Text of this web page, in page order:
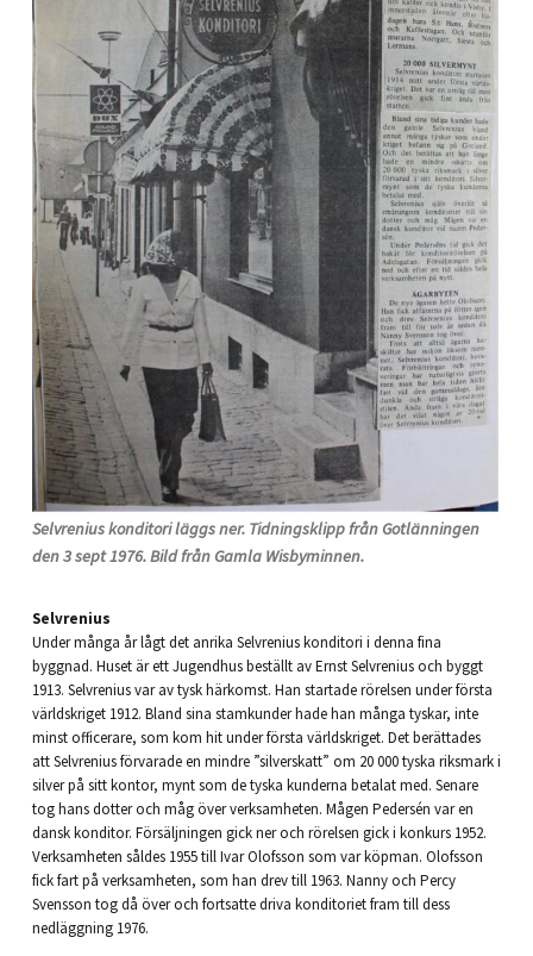
Selvrenius konditori läggs ner. Tidningsklipp från Gotlänningen
den 3 sept 1976. Bild från Gamla Wisbyminnen.
Selvrenius
Under många år lågt det anrika Selvrenius konditori i denna fina
byggnad. Huset är ett Jugendhus beställt av Ernst Selvrenius och byggt
1913. Selvrenius var av tysk härkomst. Han startade rörelsen under första
världskriget 1912. Bland sina stamkunder hade han många tyskar, inte
minst officerare, som kom hit under första världskriget. Det berättades
att Selvrenius förvarade en mindre ”silverskatt” om 20 000 tyska riksmark i
silver på sitt kontor, mynt som de tyska kunderna betalat med. Senare
tog hans dotter och måg över verksamheten. Mågen Pedersén var en
dansk konditor. Försäljningen gick ner och rörelsen gick i konkurs 1952.
Verksamheten såldes 1955 till Ivar Olofsson som var köpman. Olofsson
fick fart på verksamheten, som han drev till 1963. Nanny och Percy
Svensson tog då över och fortsatte driva konditoriet fram till dess
nedläggning 1976.